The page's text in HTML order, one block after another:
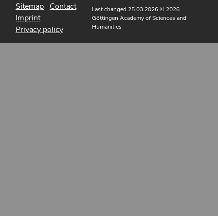
Sitemap Contact
Imprint
Privacy policy
Last changed 25.03.2026© 2026
Göttingen Academy of Sciences and
Humanities